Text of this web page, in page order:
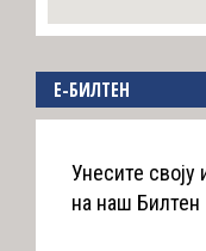
E-БИЛТЕН
Унесите своју
на наш Билтен